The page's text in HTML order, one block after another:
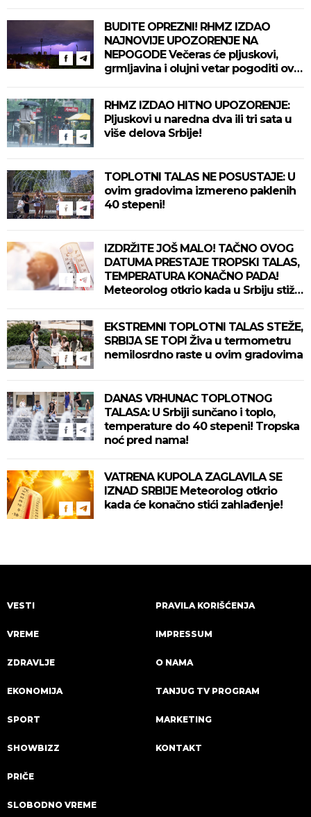
BUDITE OPREZNI! RHMZ IZDAO
NAJNOVIJE UPOZORENJE NA
NEPOGODE Večeras će pljuskovi,
grmljavina i olujni vetar pogoditi ove
RHMZ IZDAO HITNO UPOZORENJE:
Pljuskovi u naredna dva ili tri sata u
više delova Srbije!
TOPLOTNI TALAS NE POSUSTAJE: U
ovim gradovima izmereno paklenih
40 stepeni!
IZDRŽITE JOŠ MALO! TAČNO OVOG
DATUMA PRESTAJE TROPSKI TALAS,
TEMPERATURA KONAČNO PADA!
Meteorolog otkrio kada u Srbiju stiže
EKSTREMNI TOPLOTNI TALAS STEŽE,
SRBIJA SE TOPI Živa u termometru
nemilosrdno raste u ovim gradovima
DANAS VRHUNAC TOPLOTNOG
TALASA: U Srbiji sunčano i toplo,
temperature do 40 stepeni! Tropska
noć pred nama!
VATRENA KUPOLA ZAGLAVILA SE
IZNAD SRBIJE Meteorolog otkrio
kada će konačno stići zahlađenje!
VESTI
VREME
ZDRAVLJE
EKONOMIJA
SPORT
SHOWBIZZ
PRIČE
SLOBODNO VREME
PRAVILA KORIŠĆENJA
IMPRESSUM
O NAMA
TANJUG TV PROGRAM
MARKETING
KONTAKT